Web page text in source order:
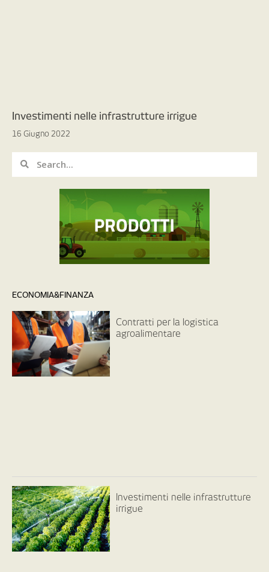
Investimenti nelle infrastrutture irrigue
16 Giugno 2022
ECONOMIA&FINANZA
Contratti per la logistica
agroalimentare
Investimenti nelle infrastrutture
irrigue